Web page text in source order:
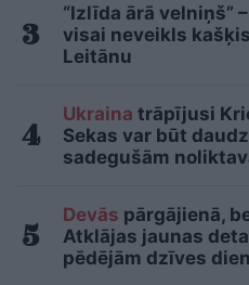
“Izlīda ārā velniņš”
visai neveikls
Leitānu
Ukraina trāpījusi
Sekas var būt
sadegušām
Devās pārgājienā,
Atklājas jaunas
pēdējām dzīves